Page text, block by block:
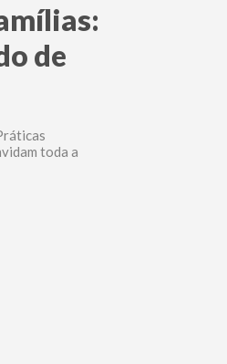
de
toda a